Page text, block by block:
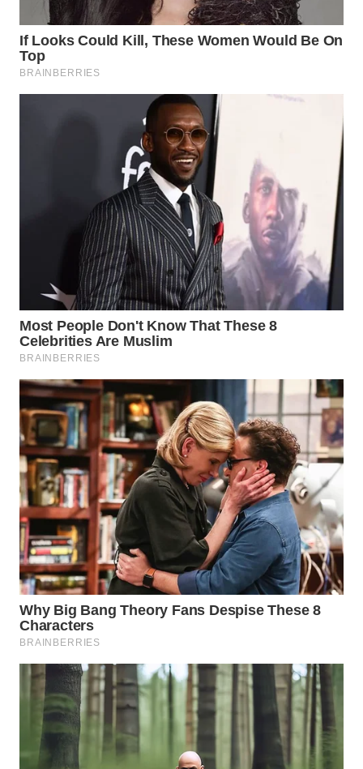
WN
LABUANBAJO
WN
WAHANA
TANI
WAHANA
ADVOKAT
WAHANA
INFRASTRUKTUR
WAHANA
KONSUMEN
WAHANA
LISTRIK
WAHANA
TRAVEL
WAHANA
WAHANANEWS
ID
WAHANANEWS